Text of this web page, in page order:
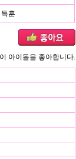
훈
아이돌을 좋아합니다.